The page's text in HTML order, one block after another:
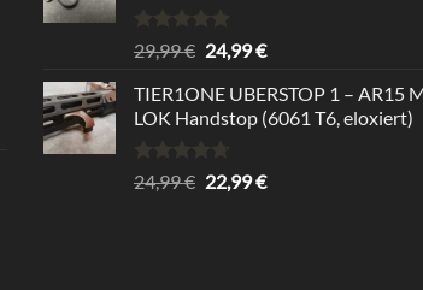
Bewertet
mit
von 5
29,99€ Ursprünglicher
war:
29,99 €
24,99€Aktueller
ist:
24,99 €.
TIER1ONE UBERSTOP 1 – AR15
LOK Handstop (6061 T6, eloxiert)
Bewertet
mit
24,99€ Ursprünglicher
22,99€Aktueller